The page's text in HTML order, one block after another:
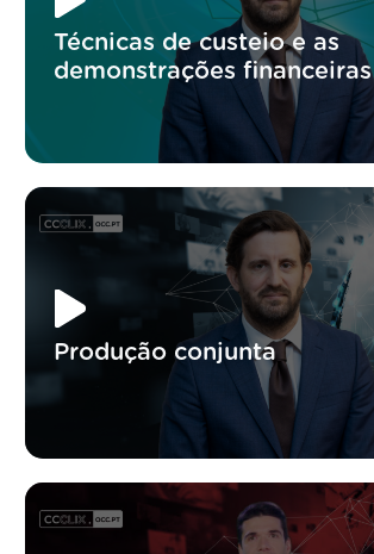
Técnicas de custeio e as
demonstrações financeiras
Produção conjunta